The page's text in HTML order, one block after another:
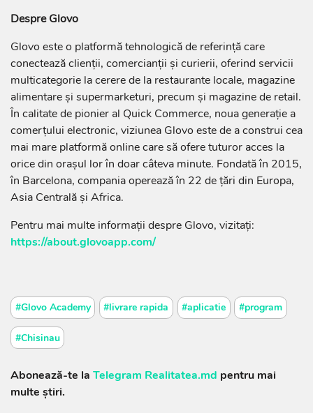
Despre Glovo
Glovo este o platformă tehnologică de referință care
conectează clienții, comercianții și curierii, oferind servicii
multicategorie la cerere de la restaurante locale, magazine
alimentare și supermarketuri, precum și magazine de retail.
În calitate de pionier al Quick Commerce, noua generație a
comerțului electronic, viziunea Glovo este de a construi cea
mai mare platformă online care să ofere tuturor acces la
orice din orașul lor în doar câteva minute. Fondată în 2015,
în Barcelona, compania operează în 22 de țări din Europa,
Asia Centrală și Africa.
Pentru mai multe informații despre Glovo, vizitați:
https://about.glovoapp.com/
#Glovo Academy #livrare rapida #aplicatie #program
#Chisinau
Abonează-te la Telegram Realitatea.md pentru mai
multe știri.